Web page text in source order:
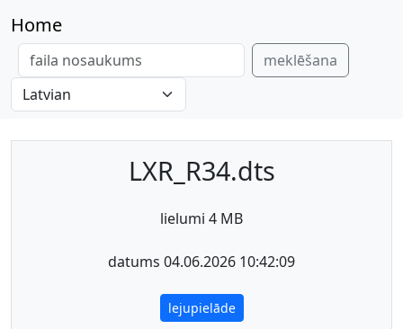
Home
meklēšana
LXR_R34.dts
lielumi 4 MB
datums 04.06.2026 10:42:09
lejupielāde